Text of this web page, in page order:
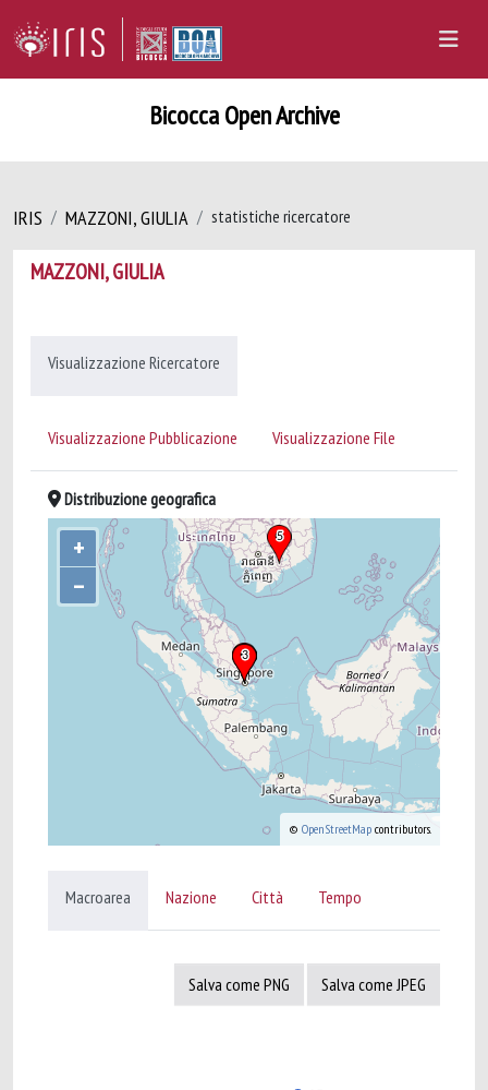
Bicocca Open Archive
IRIS MAZZONI, GIULIA statistiche ricercatore
MAZZONI, GIULIA
Visualizzazione Ricercatore
Visualizzazione Pubblicazione Visualizzazione File
Distribuzione geografica
+
–
© OpenStreetMap contributors.
Macroarea Nazione Città Tempo
Salva come PNG Salva come JPEG